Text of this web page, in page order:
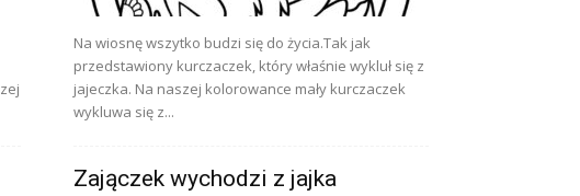
Na wiosnę wszytko budzi się do życia.Tak jak
przedstawiony kurczaczek, który właśnie wykluł się z
jajeczka. Na naszej kolorowance mały kurczaczek
wykluwa się z...
Zajączek wychodzi z jajka